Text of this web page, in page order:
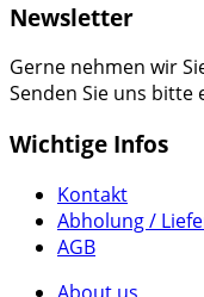
Newsletter
Gerne nehmen wir
Senden Sie uns bitte
Wichtige Infos
Kontakt
Abholung /
AGB